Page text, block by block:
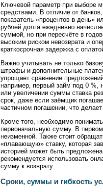
Ключевой параметр при выборе
средствами. В отличие от
показатель «процентов в день»
рублей долга ежедневно
суммой, но при пересчёте в
высоким риском невозврата и
краткосрочная задержка с
Важно учитывать не только
штрафы и дополнительные
упрощает сравнение
например, первый займ под 0 %,
или увеличении суммы ставка
срок, даже если заёмщик
частичном погашении, что
Кроме того, необходимо
первоначальную сумму. В
неизменной. Также стоит
«плавающую» ставку, которая
историей может быть
рекомендуется использовать
сумму к возврату.
Сроки, суммы и гибкость